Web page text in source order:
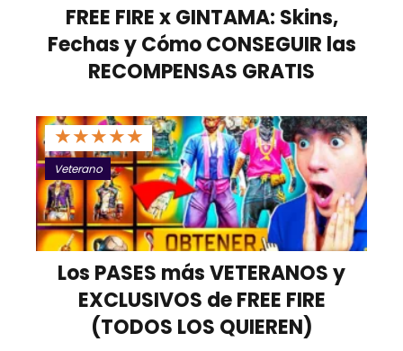
FREE FIRE x GINTAMA: Skins,
Fechas y Cómo CONSEGUIR las
RECOMPENSAS GRATIS
★★★★★
Veterano
Los PASES más VETERANOS y
EXCLUSIVOS de FREE FIRE
(TODOS LOS QUIEREN)